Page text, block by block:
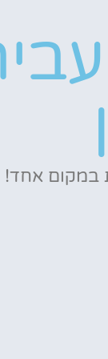
במקום אחד!